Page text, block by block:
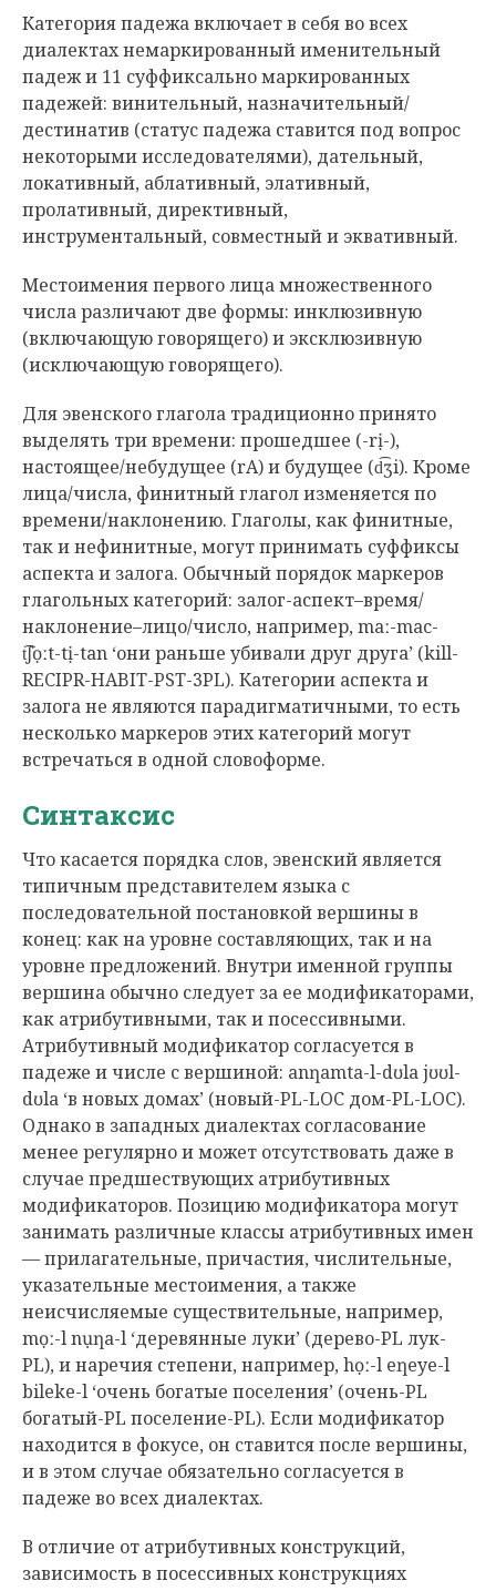
Категория падежа включает в себя во всех
диалектах немаркированный именительный
падеж и 11 суффиксально маркированных
падежей: винительный, назначительный/
дестинатив (статус падежа ставится под вопрос
некоторыми исследователями), дательный,
локативный, аблативный, элативный,
пролативный, директивный,
инструментальный, совместный и эквативный.
Местоимения первого лица множественного
числа различают две формы: инклюзивную
(включающую говорящего) и эксклюзивную
(исключающую говорящего).
Для эвенского глагола традиционно принято
выделять три времени: прошедшее (-rị-),
настоящее/небудущее (rA) и будущее (d͡ʒi). Кроме
лица/числа, финитный глагол изменяется по
времени/наклонению. Глаголы, как финитные,
так и нефинитные, могут принимать суффиксы
аспекта и залога. Обычный порядок маркеров
глагольных категорий: залог-аспект–время/
наклонение–лицо/число, например, maː-mac-
t͡ʃọːt-tị-tan ‘они раньше убивали друг друга’ (kill-
RECIPR-HABIT-PST-3PL). Категории аспекта и
залога не являются парадигматичными, то есть
несколько маркеров этих категорий могут
встречаться в одной словоформе.
Синтаксис
Что касается порядка слов, эвенский является
типичным представителем языка с
последовательной постановкой вершины в
конец: как на уровне составляющих, так и на
уровне предложений. Внутри именной группы
вершина обычно следует за ее модификаторами,
как атрибутивными, так и посессивными.
Атрибутивный модификатор согласуется в
падеже и числе с вершиной: anƞamta-l-dʊla jʊʊl-
dʊla ‘в новых домах’ (новый-PL-LOC дом-PL-LOC).
Однако в западных диалектах согласование
менее регулярно и может отсутствовать даже в
случае предшествующих атрибутивных
модификаторов. Позицию модификатора могут
занимать различные классы атрибутивных имен
— прилагательные, причастия, числительные,
указательные местоимения, а также
неисчисляемые существительные, например,
mọː-l nụƞa-l ‘деревянные луки’ (дерево-PL лук-
PL), и наречия степени, например, họː-l eƞeye-l
bileke-l ‘очень богатые поселения’ (очень-PL
богатый-PL поселение-PL). Если модификатор
находится в фокусе, он ставится после вершины,
и в этом случае обязательно согласуется в
падеже во всех диалектах.
В отличие от атрибутивных конструкций,
зависимость в посессивных конструкциях